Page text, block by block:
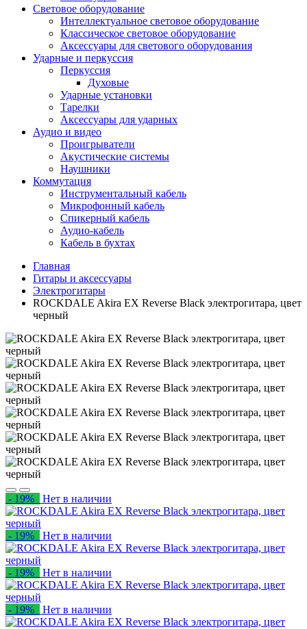
Световое оборудование
Интеллектуальное световое оборудование
Классическое световое оборудование
Аксессуары для светового оборудования
Ударные и перкуссия
Перкуссия
Духовые
Ударные установки
Тарелки
Аксессуары для ударных
Аудио и видео
Проигрыватели
Акустические системы
Наушники
Коммутация
Инструментальный кабель
Микрофонный кабель
Спикерный кабель
Аудио-кабель
Кабель в бухтах
Главная
Гитары и аксессуары
Электрогитары
ROCKDALE Akira EX Reverse Black электрогитара, цвет
черный
- 19% Нет в наличии
- 19% Нет в наличии
- 19% Нет в наличии
- 19% Нет в наличии